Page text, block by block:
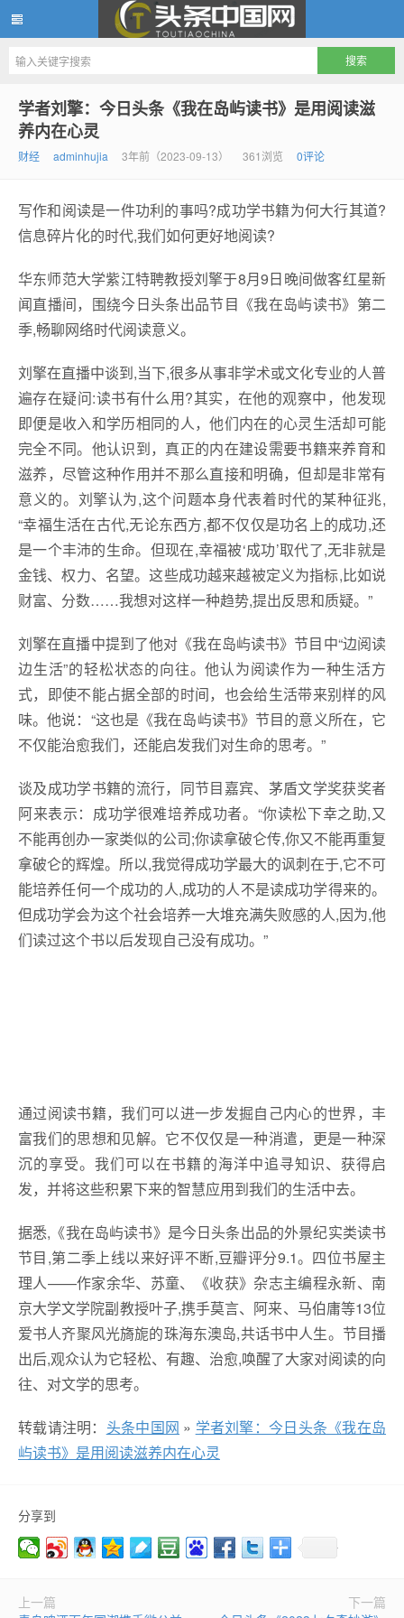
头条中国网
学者刘擎：今日头条《我在岛屿读书》是用阅读滋
养内在心灵
财经 adminhujia 3年前（2023-09-13） 361浏览 0评论
写作和阅读是一件功利的事吗?成功学书籍为何大行其道?
信息碎片化的时代,我们如何更好地阅读?
华东师范大学紫江特聘教授刘擎于8月9日晚间做客红星新
闻直播间，围绕今日头条出品节目《我在岛屿读书》第二
季,畅聊网络时代阅读意义。
刘擎在直播中谈到,当下,很多从事非学术或文化专业的人普
遍存在疑问:读书有什么用?其实，在他的观察中，他发现
即便是收入和学历相同的人，他们内在的心灵生活却可能
完全不同。他认识到，真正的内在建设需要书籍来养育和
滋养，尽管这种作用并不那么直接和明确，但却是非常有
意义的。刘擎认为,这个问题本身代表着时代的某种征兆,
“幸福生活在古代,无论东西方,都不仅仅是功名上的成功,还
是一个丰沛的生命。但现在,幸福被‘成功’取代了,无非就是
金钱、权力、名望。这些成功越来越被定义为指标,比如说
财富、分数……我想对这样一种趋势,提出反思和质疑。”
刘擎在直播中提到了他对《我在岛屿读书》节目中“边阅读
边生活”的轻松状态的向往。他认为阅读作为一种生活方
式，即使不能占据全部的时间，也会给生活带来别样的风
味。他说：“这也是《我在岛屿读书》节目的意义所在，它
不仅能治愈我们，还能启发我们对生命的思考。”
谈及成功学书籍的流行，同节目嘉宾、茅盾文学奖获奖者
阿来表示：成功学很难培养成功者。“你读松下幸之助,又
不能再创办一家类似的公司;你读拿破仑传,你又不能再重复
拿破仑的辉煌。所以,我觉得成功学最大的讽刺在于,它不可
能培养任何一个成功的人,成功的人不是读成功学得来的。
但成功学会为这个社会培养一大堆充满失败感的人,因为,他
们读过这个书以后发现自己没有成功。”
通过阅读书籍，我们可以进一步发掘自己内心的世界，丰
富我们的思想和见解。它不仅仅是一种消遣，更是一种深
沉的享受。我们可以在书籍的海洋中追寻知识、获得启
发，并将这些积累下来的智慧应用到我们的生活中去。
据悉,《我在岛屿读书》是今日头条出品的外景纪实类读书
节目,第二季上线以来好评不断,豆瓣评分9.1。四位书屋主
理人——作家余华、苏童、《收获》杂志主编程永新、南
京大学文学院副教授叶子,携手莫言、阿来、马伯庸等13位
爱书人齐聚风光旖旎的珠海东澳岛,共话书中人生。节目播
出后,观众认为它轻松、有趣、治愈,唤醒了大家对阅读的向
往、对文学的思考。
转载请注明： 头条中国网 » 学者刘擎：今日头条《我在岛
屿读书》是用阅读滋养内在心灵
分享到
上一篇
下一篇